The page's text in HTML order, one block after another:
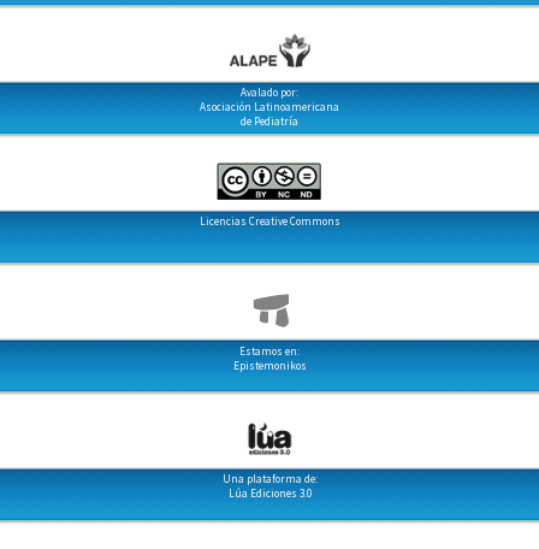
Avalado por:
Asociación Latinoamericana
de Pediatría
Licencias Creative Commons
Estamos en:
Epistemonikos
Una plataforma de:
Lúa Ediciones 3.0